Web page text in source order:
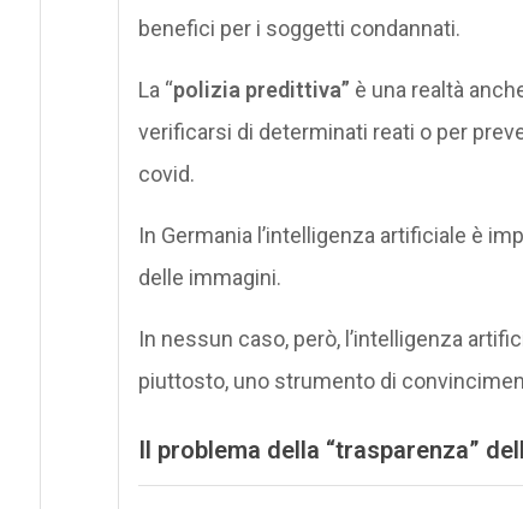
benefici per i soggetti condannati.
La “polizia predittiva” è una realtà
verificarsi di determinati reati o per
covid.
In Germania l’intelligenza artificiale è
delle immagini.
In nessun caso, però, l’intelligenza
piuttosto, uno strumento di
Il problema della “trasparenza”